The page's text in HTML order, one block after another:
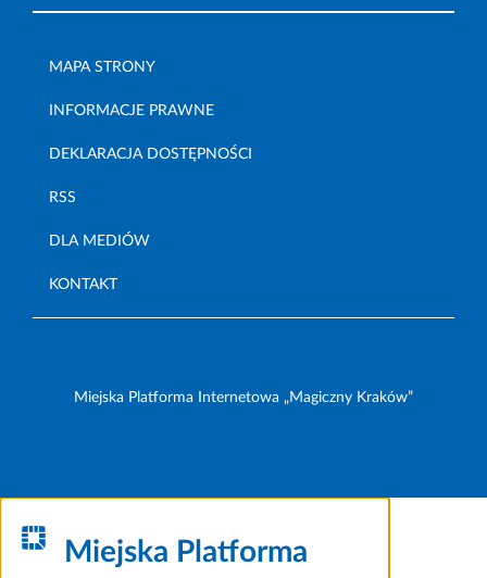
MAPA STRONY
INFORMACJE PRAWNE
DEKLARACJA DOSTĘPNOŚCI
RSS
DLA MEDIÓW
KONTAKT
Miejska Platforma Internetowa „Magiczny Kraków”
Miejska Platforma